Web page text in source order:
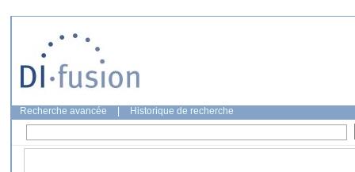
Recherche avancée Historique de recherche